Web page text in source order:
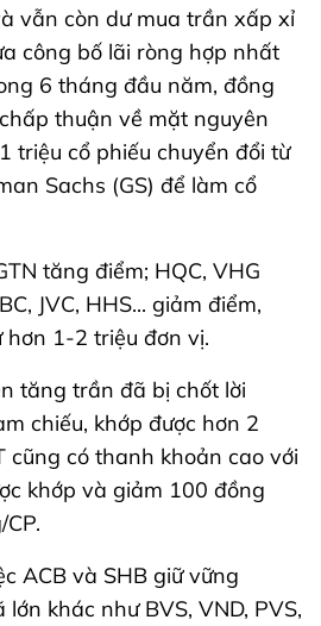
vẫn còn dư mua trần xấp xỉ
công bố lãi ròng hợp nhất
6 tháng đầu năm, đồng
thuận về mặt nguyên
triệu cổ phiếu chuyển đổi từ
Sachs (GS) để làm cổ
tăng điểm; HQC, VHG
JVC, HHS... giảm điểm,
1-2 triệu đơn vị.
tăng trần đã bị chốt lời
chiếu, khớp được hơn 2
cũng có thanh khoản cao với
khớp và giảm 100 đồng
ACB và SHB giữ vững
khác như BVS, VND, PVS,